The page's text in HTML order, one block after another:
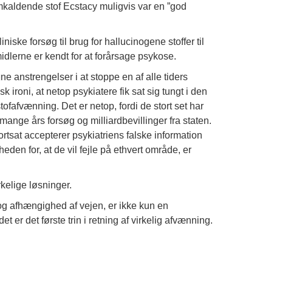
stof Ecstacy muligvis var en ”god
forsøg til brug for hallucinogene stoffer til
er kendt for at forårsage psykose.
anstrengelser i at stoppe en af alle tiders
ironi, at netop psykiatere fik sat sig tungt i den
Det er netop, fordi de stort set har
års forsøg og milliardbevillinger fra staten.
accepterer psykiatriens falske information
for, at de vil fejle på ethvert område, er
løsninger.
afhængighed af vejen, er ikke kun en
er det første trin i retning af virkelig afvænning.